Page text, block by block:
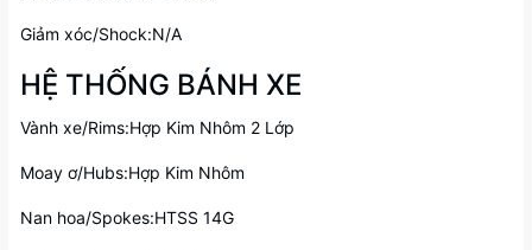
Giảm xóc/Shock:N/A
HỆ THỐNG BÁNH XE
Vành xe/Rims:Hợp Kim Nhôm 2 Lớp
Moay ơ/Hubs:Hợp Kim Nhôm
Nan hoa/Spokes:HTSS 14G